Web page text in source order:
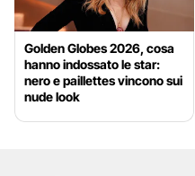
Golden Globes 2026, cosa
hanno indossato le star:
nero e paillettes vincono sui
nude look